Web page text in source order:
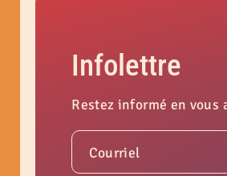
Infolettre
Restez informé en
Courriel